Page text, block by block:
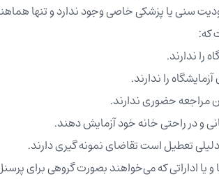
سنی یا پزشکی خاصی وجود ندارد و تنها
که:
را ندارند.
را ندارند.
مراجعه حضوری ندارند.
و در راحتی خانه خود آزمایش دهند.
دلیلی تعطیل است تقاضای نمونه گیری دارند.
یا اداراتی که می‌خواهند بصورت گروهی برای